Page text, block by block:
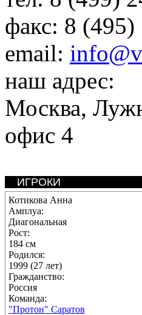
факс: 8 (495)
email:
наш адрес:
Москва,
офис 4
ИГРОКИ
Котикова Анна
Амплуа:
Диагональная
Рост:
184 см
Родился:
1999 (27 лет)
Гражданство:
Россия
Команда:
"Протон" Саратов